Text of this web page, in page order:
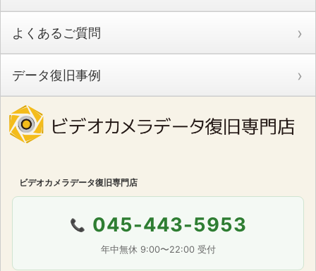
よくあるご質問
データ復旧事例
ビデオカメラデータ復旧専門店
📞 045-443-5953
年中無休 9:00〜22:00 受付